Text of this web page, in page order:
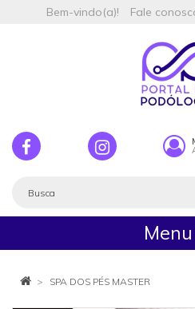
Bem-vindo(a)! Fale
Menu
SPA DOS PÉS MASTER